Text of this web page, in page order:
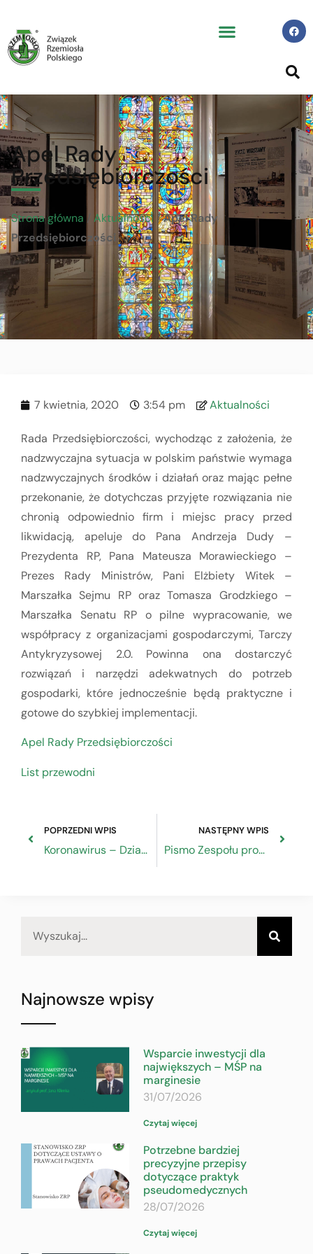
Apel Rady
Przedsiębiorczości
Strona główna / Aktualności/Apel Rady
Przedsiębiorczości
7 kwietnia, 2020 3:54 pm Aktualności
Rada Przedsiębiorczości, wychodząc z założenia, że
nadzwyczajna sytuacja w polskim państwie wymaga
nadzwyczajnych środków i działań oraz mając pełne
przekonanie, że dotychczas przyjęte rozwiązania nie
chronią odpowiednio firm i miejsc pracy przed
likwidacją, apeluje do Pana Andrzeja Dudy –
Prezydenta RP, Pana Mateusza Morawieckiego –
Prezes Rady Ministrów, Pani Elżbiety Witek –
Marszałka Sejmu RP oraz Tomasza Grodzkiego –
Marszałka Senatu RP o pilne wypracowanie, we
współpracy z organizacjami gospodarczymi, Tarczy
Antykryzysowej 2.0. Powinna ona dostarczyć
rozwiązań i narzędzi adekwatnych do potrzeb
gospodarki, które jednocześnie będą praktyczne i
gotowe do szybkiej implementacji.
Apel Rady Przedsiębiorczości
List przewodni
POPRZEDNI WPIS
Koronawirus – Działania UE
NASTĘPNY WPIS
Pismo Zespołu problemowego ds. funduszy europejskich RDS do Marszałka Senatu RP
Najnowsze wpisy
Wsparcie inwestycji dla
największych – MŚP na
marginesie
31/07/2026
Czytaj więcej
Potrzebne bardziej
precyzyjne przepisy
dotyczące praktyk
pseudomedycznych
28/07/2026
Czytaj więcej